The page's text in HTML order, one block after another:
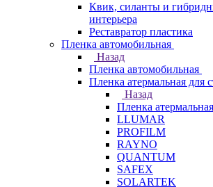
Квик, силанты и
интерьера
Реставратор пластика
Пленка автомобильная
Назад
Пленка автомобильная
Пленка атермальная для
Назад
Пленка
LLUMAR
PROFILM
RAYNO
QUANTUM
SAFEX
SOLARTEK